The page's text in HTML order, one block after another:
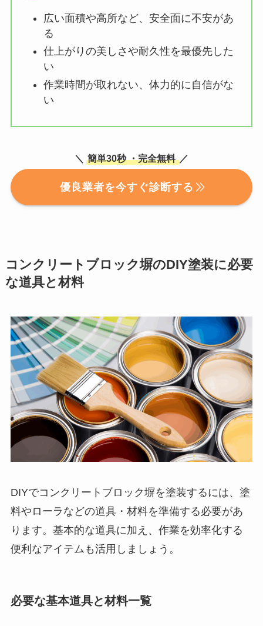
広い面積や高所など、安全面に不安があ
る
仕上がりの美しさや耐久性を最優先した
い
作業時間が取れない、体力的に自信がな
い
＼ 簡単30秒 ・完全無料 ／
優良業者を今すぐ診断する
コンクリートブロック塀のDIY塗装に必要
な道具と材料
DIYでコンクリートブロック塀を塗装するには、塗
料やローラなどの道具・材料を準備する必要があ
ります。基本的な道具に加え、作業を効率化する
便利なアイテムも活用しましょう。
必要な基本道具と材料一覧